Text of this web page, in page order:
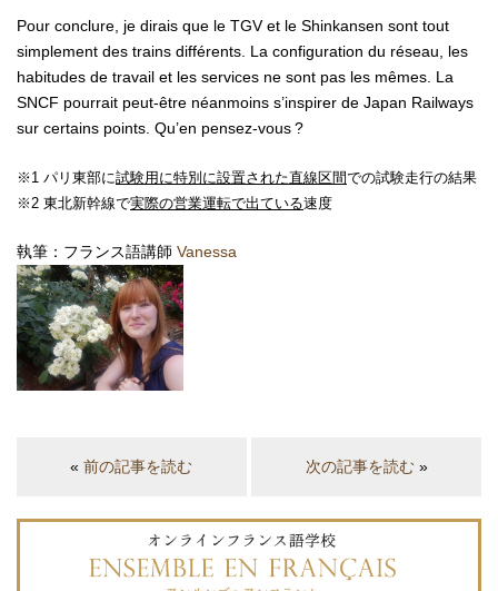
Pour conclure, je dirais que le TGV et le Shinkansen sont tout
simplement des trains différents. La configuration du réseau, les
habitudes de travail et les services ne sont pas les mêmes. La
SNCF pourrait peut-être néanmoins s’inspirer de Japan Railways
sur certains points. Qu’en pensez-vous ?
※1 パリ東部に試験用に特別に設置された直線区間での試験走行の結果
※2 東北新幹線で実際の営業運転で出ている速度
執筆：フランス語講師 Vanessa
«前の記事を読む 次の記事を読む»